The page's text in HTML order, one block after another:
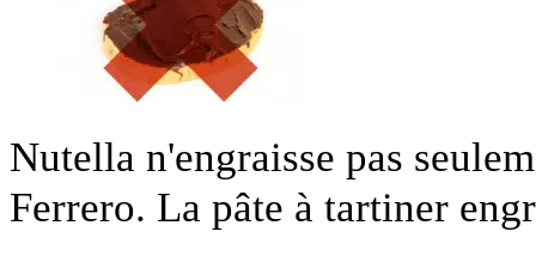
Nutella n'engraisse pas
Ferrero. La pâte à tartiner